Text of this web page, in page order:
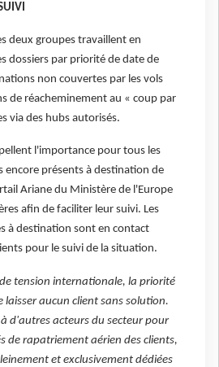
deux groupes travaillent en
dossiers par priorité de date de
non couvertes par les vols
de réacheminement au « coup par
via des hubs autorisés.
l'importance pour tous les
encore présents à destination de
Ariane du Ministère de l'Europe
afin de faciliter leur suivi. Les
à destination sont en contact
pour le suivi de la situation.
tension internationale, la priorité
laisser aucun client sans solution.
d'autres acteurs du secteur pour
de rapatriement aérien des clients,
et exclusivement dédiées